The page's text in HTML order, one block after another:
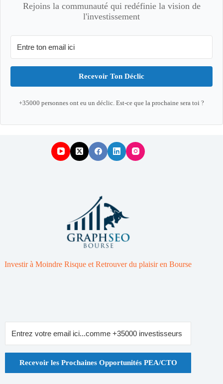
Rejoins la communauté qui redéfinie la vision de
l'investissement
Recevoir Ton Déclic
+35000 personnes ont eu un déclic. Est-ce que la prochaine sera toi ?
Investir à Moindre Risque et Retrouver du plaisir en Bourse
Recevoir les Prochaines Opportunités PEA/CTO